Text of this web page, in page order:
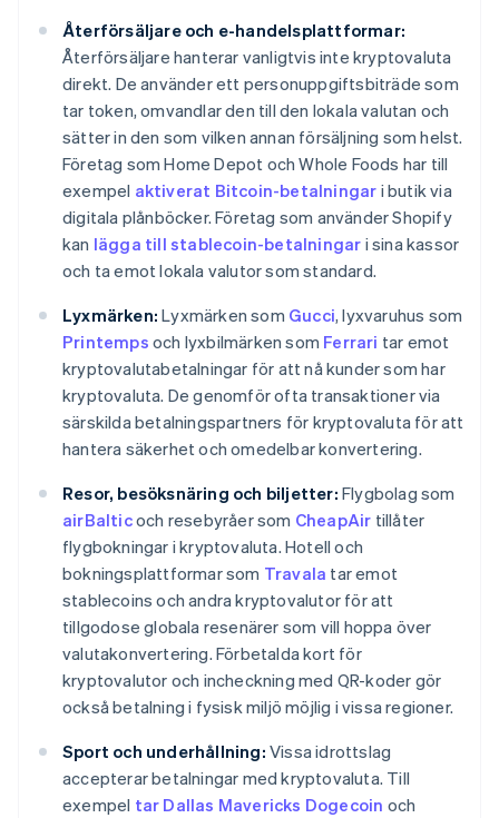
Återförsäljare och e-handelsplattformar:
Återförsäljare hanterar vanligtvis inte kryptovaluta
direkt. De använder ett personuppgiftsbiträde som
tar token, omvandlar den till den lokala valutan och
sätter in den som vilken annan försäljning som helst.
Företag som Home Depot och Whole Foods har till
exempel aktiverat Bitcoin-betalningar i butik via
digitala plånböcker. Företag som använder Shopify
kan lägga till stablecoin-betalningar i sina kassor
och ta emot lokala valutor som standard.
Lyxmärken: Lyxmärken som Gucci, lyxvaruhus som
Printemps och lyxbilmärken som Ferrari tar emot
kryptovalutabetalningar för att nå kunder som har
kryptovaluta. De genomför ofta transaktioner via
särskilda betalningspartners för kryptovaluta för att
hantera säkerhet och omedelbar konvertering.
Resor, besöksnäring och biljetter: Flygbolag som
airBalticoch resebyråer som CheapAir tillåter
flygbokningar i kryptovaluta. Hotell och
bokningsplattformar som Travala tar emot
stablecoins och andra kryptovalutor för att
tillgodose globala resenärer som vill hoppa över
valutakonvertering. Förbetalda kort för
kryptovalutor och incheckning med QR-koder gör
också betalning i fysisk miljö möjlig i vissa regioner.
Sport och underhållning: Vissa idrottslag
accepterar betalningar med kryptovaluta. Till
exempel tar Dallas Mavericks Dogecoin och